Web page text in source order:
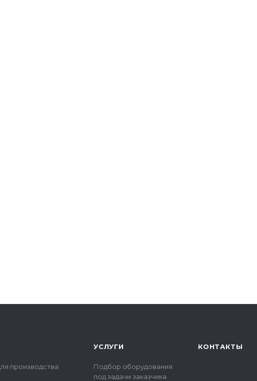
производства
УСЛУГИ
Подбор оборудования
под задачи заказчика
КОНТАКТЫ